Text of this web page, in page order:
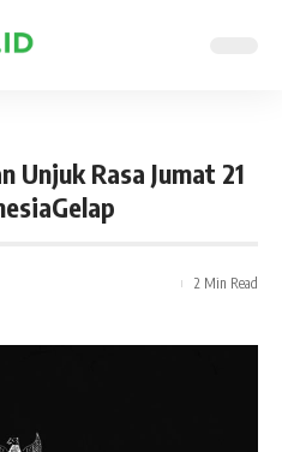
Unjuk Rasa Jumat 21
2 Min Read